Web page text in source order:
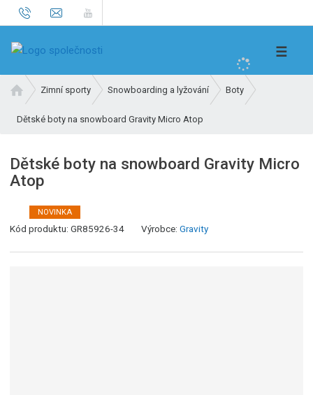
h
e
t
☰
v
o
í
s
a
Zimní sporty Snowboarding a lyžování Boty
Dětské boty na snowboard Gravity Micro Atop
Dětské boty na snowboard Gravity Micro
Atop
NOVINKA
Kód produktu:GR85926-34 Výrobce:Gravity